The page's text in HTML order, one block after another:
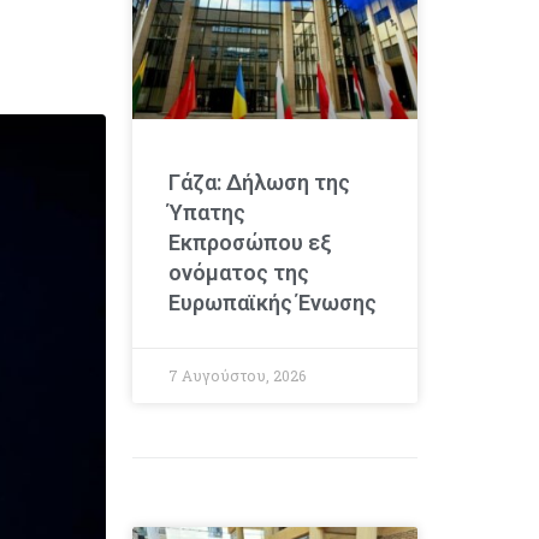
Γάζα: Δήλωση της
Ύπατης
Εκπροσώπου εξ
ονόματος της
Ευρωπαϊκής Ένωσης
7 Αυγούστου, 2026